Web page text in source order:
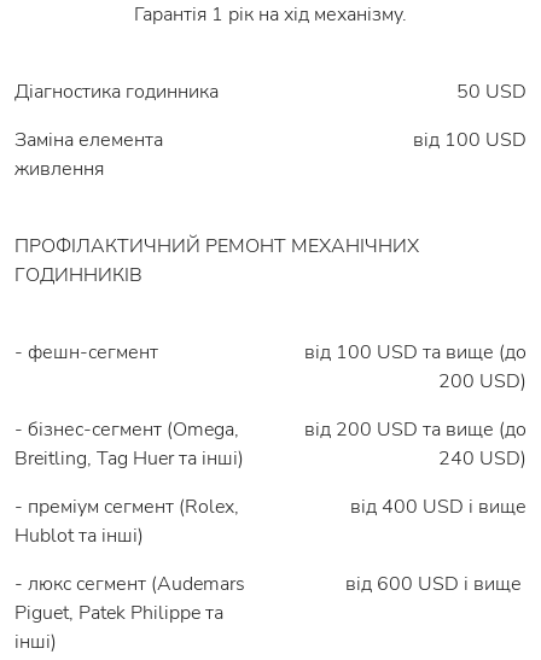
Гарантія 1 рік на хід механізму.
Діагностика годинника
50 USD
Заміна елемента
живлення
вiд 100 USD
ПРОФІЛАКТИЧНИЙ РЕМОНТ МЕХАНІЧНИХ
ГОДИННИКІВ
- фешн-сегмент
від 100 USD та вище (до
200 USD)
- бізнес-сегмент (Omega,
Breitling, Tag Huer та інші)
від 200 USD та вище (до
240 USD)
- преміум сегмент (Rolex,
Hublot та інші)
від 400 USD і вище
- люкс сегмент (Audemars
Piguet, Patek Philippe та
інші)
від 600 USD і вище